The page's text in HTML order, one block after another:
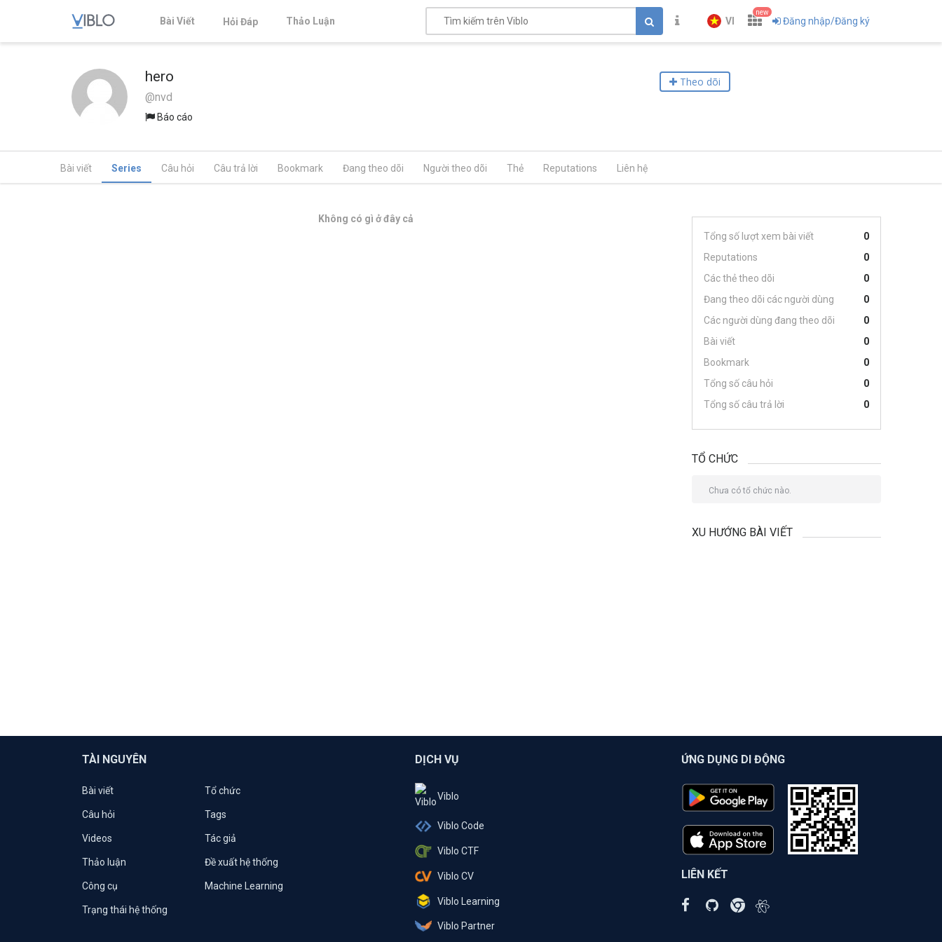
Bài Viết Hỏi Đáp Thảo Luận VI
new
Đăng nhập/Đăng ký
hero
@nvd
Báo cáo
Theo dõi
Bài viết Series Câu hỏi Câu trả lời Bookmark Đang theo dõi Người theo dõi Thẻ Reputations Liên hệ
Không có gì ở đây cả
Tổng số lượt xem bài viết
0
Reputations
0
Các thẻ theo dõi
0
Đang theo dõi các người dùng
0
Các người dùng đang theo dõi
0
Bài viết
0
Bookmark
0
Tổng số câu hỏi
0
Tổng số câu trả lời
0
TỔ CHỨC
Chưa có tổ chức nào.
XU HƯỚNG BÀI VIẾT
TÀI NGUYÊN
Bài viết Tổ chức
Câu hỏi Tags
Videos Tác giả
Thảo luận Đề xuất hệ thống
Công cụ Machine Learning
Trạng thái hệ thống
DỊCH VỤ
Viblo
Viblo Code
Viblo CTF
Viblo CV
Viblo Learning
Viblo Partner
ỨNG DỤNG DI ĐỘNG
LIÊN KẾT